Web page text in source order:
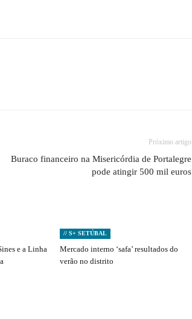
Próximo artigo
Buraco financeiro na Misericórdia de Portalegre
pode atingir 500 mil euros
e a Linha
// S+ SETÚBAL
Mercado interno ‘safa’ resultados do
verão no distrito